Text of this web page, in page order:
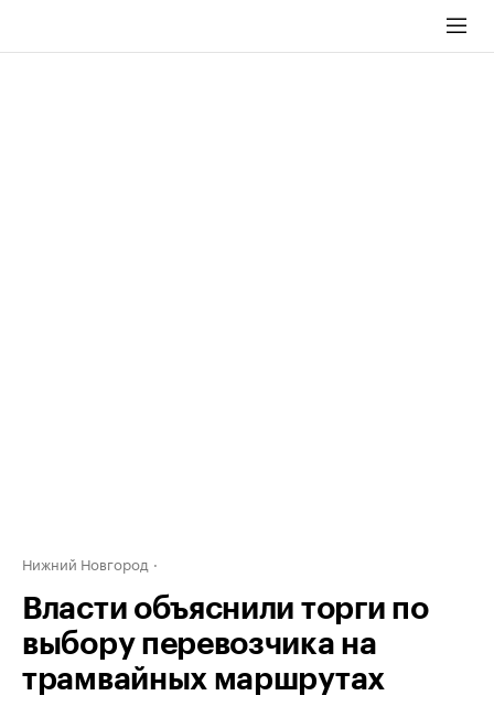
Нижний Новгород
Власти объяснили торги по
выбору перевозчика на
трамвайных маршрутах